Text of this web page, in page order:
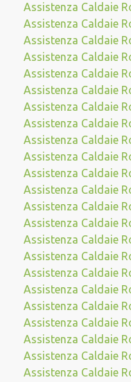
Assistenza Caldaie
Assistenza Caldaie
Assistenza Caldaie
Assistenza Caldaie
Assistenza Caldaie
Assistenza Caldaie
Assistenza Caldaie
Assistenza Caldaie
Assistenza Caldaie
Assistenza Caldaie
Assistenza Caldaie
Assistenza Caldaie
Assistenza Caldaie
Assistenza Caldaie
Assistenza Caldaie
Assistenza Caldaie
Assistenza Caldaie
Assistenza Caldaie
Assistenza Caldaie
Assistenza Caldaie
Assistenza Caldaie
Assistenza Caldaie
Assistenza Caldaie